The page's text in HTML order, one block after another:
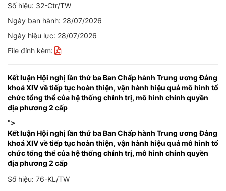
Số hiệu: 32-Ctr/TW
Ngày ban hành: 28/07/2026
Ngày hiệu lực: 28/07/2026
File đính kèm:
Kết luận Hội nghị lần thứ ba Ban Chấp hành Trung ương Đảng
khoá XIV về tiếp tục hoàn thiện, vận hành hiệu quả mô hình tổ
chức tổng thể của hệ thống chính trị, mô hình chính quyền
địa phương 2 cấp
">
Kết luận Hội nghị lần thứ ba Ban Chấp hành Trung ương Đảng
khoá XIV về tiếp tục hoàn thiện, vận hành hiệu quả mô hình tổ
chức tổng thể của hệ thống chính trị, mô hình chính quyền
địa phương 2 cấp
Số hiệu: 76-KL/TW